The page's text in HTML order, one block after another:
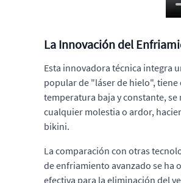
La Innovación del
Esta innovadora técnica integra
popular de "láser de hielo",
temperatura baja y constante,
cualquier molestia o ardor,
bikini.
La comparación con otras
de enfriamiento avanzado se ha
efectiva para la eliminación del